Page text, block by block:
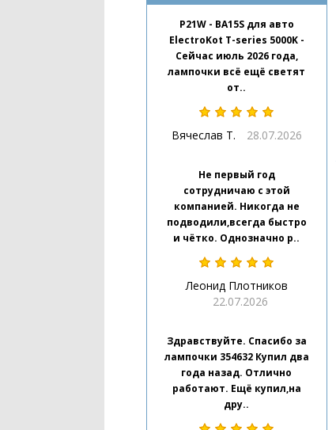
P21W - BA15S для авто
ElectroKot T-series 5000K -
Сейчас июль 2026 года,
лампочки всё ещё светят
от..
Вячеслав Т. 28.07.2026
Не первый год
сотрудничаю с этой
компанией. Никогда не
подводили,всегда быстро
и чётко. Однозначно р..
Леонид Плотников
22.07.2026
Здравствуйте. Спасибо за
лампочки 354632 Купил два
года назад. Отлично
работают. Ещё купил,на
дру..